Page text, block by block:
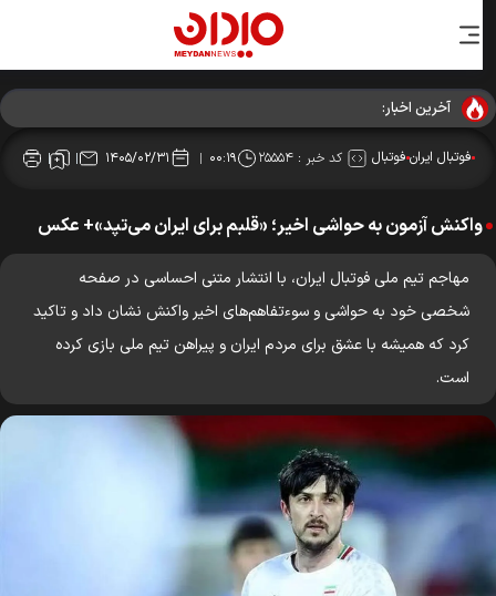
آخرین اخبار:
فوتبال ایرانفوتبال کد خبر : ۲۵۵۵۴ ۰۰:۱۹ ۱۴۰۵/۰۲/۳۱
واکنش آزمون به حواشی اخیر؛ «قلبم برای ایران می‌تپد»+ عکس
مهاجم تیم ملی فوتبال ایران، با انتشار متنی احساسی در صفحه
شخصی خود به حواشی و سوءتفاهم‌های اخیر واکنش نشان داد و تاکید
کرد که همیشه با عشق برای مردم ایران و پیراهن تیم ملی بازی کرده
است.